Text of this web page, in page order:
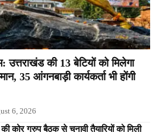
उत्तराखंड की 13 बेटियों को मिलेगा
35 आंगनबाड़ी कार्यकर्ता भी होंगी
6, 2026
कोर ग्रुप बैठक से चुनावी तैयारियों को मिली